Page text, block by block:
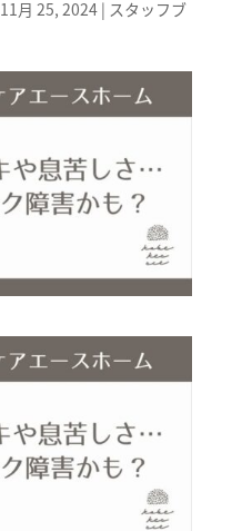
11月 25, 2024| スタッフブ